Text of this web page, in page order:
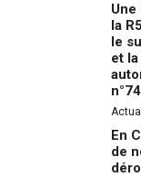
la
le
et
n°74
En
de